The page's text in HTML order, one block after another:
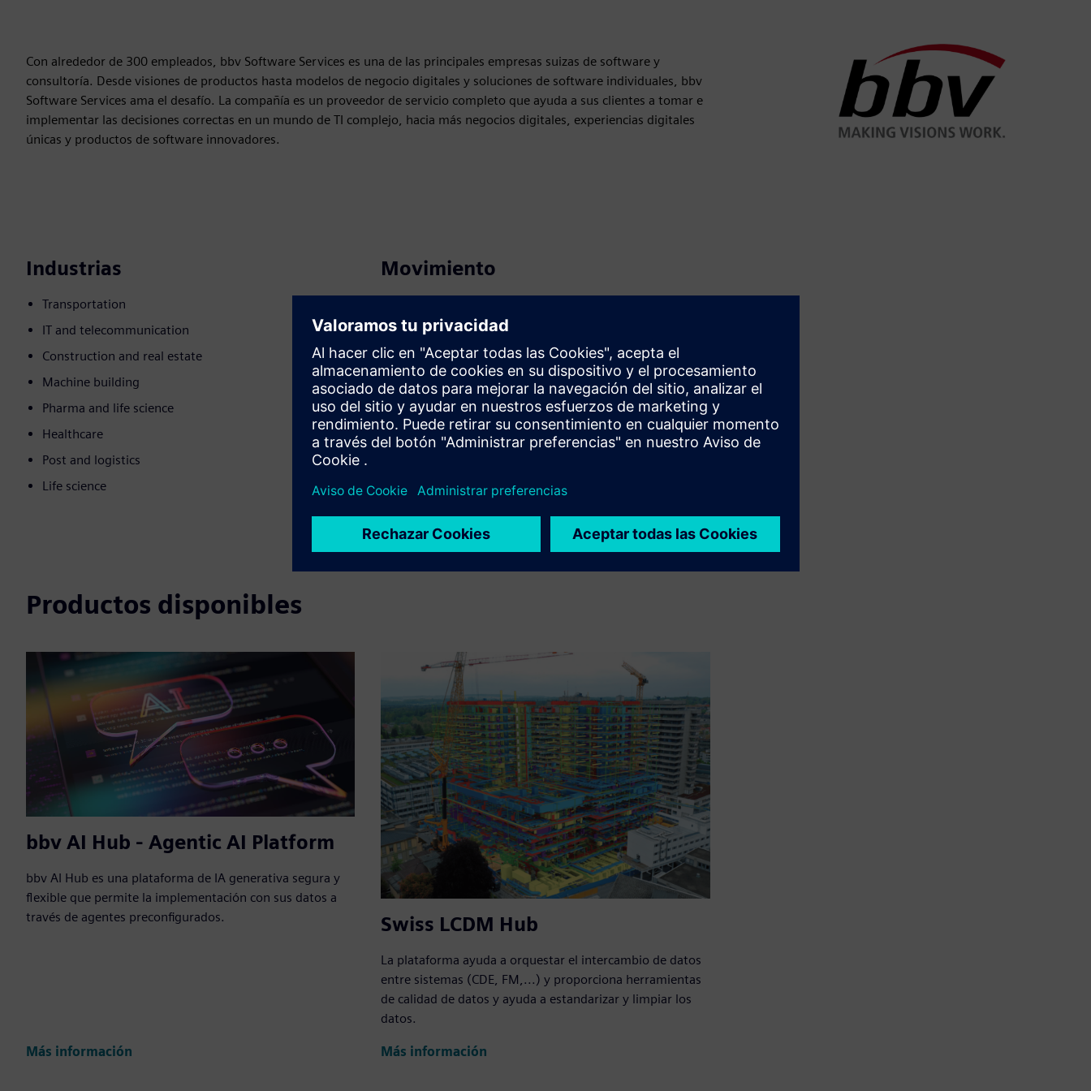
Con alrededor de 300 empleados, bbv Software Services es una de las principales empresas suizas de software y
consultoría. Desde visiones de productos hasta modelos de negocio digitales y soluciones de software individuales, bbv
Software Services ama el desafío. La compañía es un proveedor de servicio completo que ayuda a sus clientes a tomar e
implementar las decisiones correctas en un mundo de TI complejo, hacia más negocios digitales, experiencias digitales
únicas y productos de software innovadores.
Industrias
Transportation
IT and telecommunication
Construction and real estate
Machine building
Pharma and life science
Healthcare
Post and logistics
Life science
Movimiento
Amplía o se basa en un producto o solución Siemens
Xcelerator mediante la creación de un nuevo producto, o
crea una nueva solución para el cliente mediante la
integración del producto Siemens Xcelerator y el
producto propio
Productos disponibles
bbv AI Hub - Agentic AI Platform
bbv AI Hub es una plataforma de IA generativa segura y
flexible que permite la implementación con sus datos a
través de agentes preconfigurados.
Más información
Swiss LCDM Hub
La plataforma ayuda a orquestar el intercambio de datos
entre sistemas (CDE, FM,...) y proporciona herramientas
de calidad de datos y ayuda a estandarizar y limpiar los
datos.
Más información